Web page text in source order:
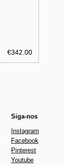
€342.00
Siga-nos
Instagram
Facebook
Pinterest
Youtube